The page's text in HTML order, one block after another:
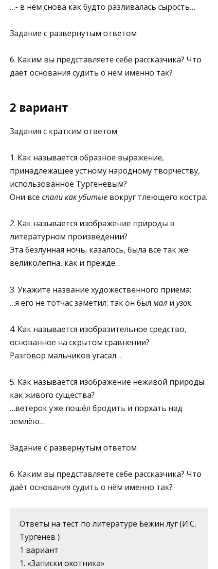
…- в нём снова как будто разливалась сырость…
Задание с развернутым ответом
6. Каким вы представляете себе рассказчика? Что
даёт основания судить о нём именно так?
2 вариант
Задания с кратким ответом
1. Как называется образное выражение,
принадлежащее устному народному творчеству,
использованное Тургеневым?
Они все спали как убитые вокруг тлеющего костра.
2. Как называется изображение природы в
литературном произве­дении?
Эта безлунная ночь, казалось, была всё так же
великолепна, как и прежде…
3. Укажите название художественного приёма:
…я его не тотчас заметил: так он был мал и узок.
4. Как называется изобразительное средство,
основанное на скры­том сравнении?
Разговор мальчиков угасал…
5. Как называется изображение неживой природы
как живого суще­ства?
…ветерок уже пошёл бродить и порхать над
землёю…
Задание с развернутым ответом
6. Каким вы представляете себе рассказчика? Что
даёт основания судить о нём именно так?
Ответы на тест по литературе Бежин луг (И.С.
Тургенев )
1 вариант
1. «Записки охотника»